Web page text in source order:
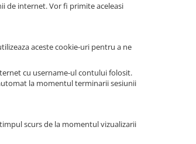
de internet. Vor fi primite aceleasi
aceste cookie-uri pentru a ne
cu username-ul contului folosit.
la momentul terminarii sesiunii
scurs de la momentul vizualizarii